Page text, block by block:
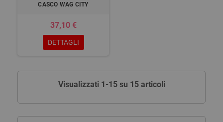
CASCO WAG CITY
37,10 €
DETTAGLI
Visualizzati 1-15 su 15 articoli